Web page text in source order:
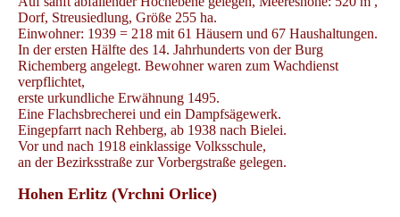
Dorf, Streusiedlung, Größe 255 ha.
Einwohner: 1939 = 218 mit 61 Häusern und 67 Haushaltungen.
In der ersten Hälfte des 14. Jahrhunderts von der Burg
Richemberg angelegt. Bewohner waren zum Wachdienst
verpflichtet,
erste urkundliche Erwähnung 1495.
Eine Flachsbrecherei und ein Dampfsägewerk.
Eingepfarrt nach Rehberg, ab 1938 nach Bielei.
Vor und nach 1918 einklassige Volksschule,
an der Bezirksstraße zur Vorbergstraße gelegen.
Hohen Erlitz (Vrchni Orlice)